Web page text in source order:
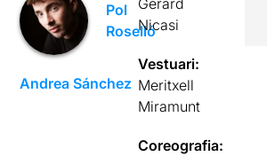
Pol
Roselló
Andrea Sánchez
Nicasi
Vestuari:
Meritxell
Miramunt
Coreografia: